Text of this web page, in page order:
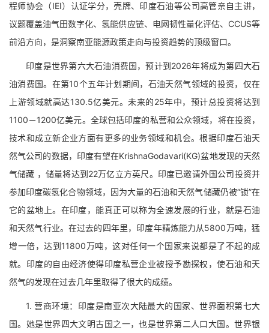
程师协会（IEI）认证学分，壳牌、印度石油等公司高管亲自主讲，
议题覆盖油气田数字化、氢能供应链、电网韧性量化评估、CCUS等
前沿方向，是洞察南亚能源政策走向与投资趋势的顶级窗口。
印度是世界第六大石油消费国，预计到2026年将成为第四大石
油消费国。在第10个五年计划期间，石油天然气领域的投资，仅在
上游领域就高达130.5亿美元。未来的25年中，预计总投资将达到
1100－1200亿美元。全球包括印度的私营和公众领域，将在投资，
技术和成立新企业方面有更多的业务领域和机会。根据印度石油天
然气公司的数据，印度有望在KrishnaGodavari(KG)盆地发现的天然
气储藏 ，储量将达到22万亿立方英尺。印度已邀请外国公司投资并
参加印度碳氢化合物领域，因为大量的石油和天然气储藏仍被“锁”在
它的盆地上。在印度，能真正可以称为全速发展的行业，就是石油
和天然气行业。在过去的四年里，印度年精炼能力从5800万吨，猛
增一倍，达到11800万吨，这对任何一个国家来说都是了不起的成
就。印度的自由经济使得印度私营企业被授予勘探权，使石油和天
然气的发现在过去几年里取得了很大的成绩。
1. 营商环境：印度是南亚次大陆最大的国家、世界面积第七大
国。她是世界四大文明古国之一，也是世界第二人口大国。世界银